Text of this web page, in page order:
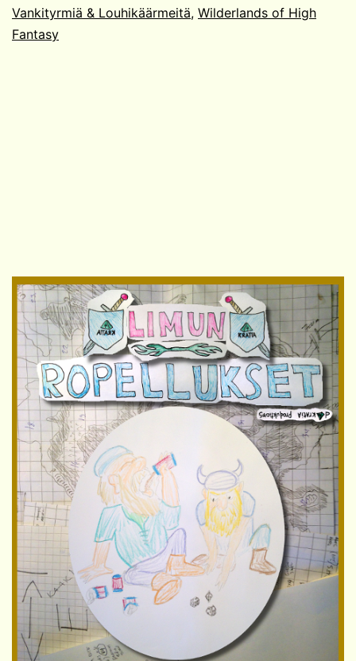
Vankityrmiä & Louhikäärmeitä, Wilderlands of High
Fantasy